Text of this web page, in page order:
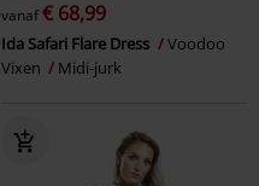
vanaf€ 68,99
Ida Safari Flare Dress
Voodoo
Vixen
Midi-jurk